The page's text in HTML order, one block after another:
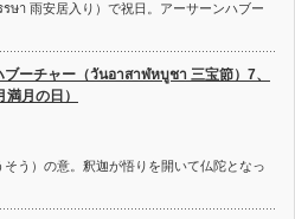
ษา 雨安居入り）で祝日。アーサーンハブー
ブーチャー（วันอาสาฬหบูชา 三宝節）7、
月の日）
う）の意。釈迦が悟りを開いて仏陀となっ